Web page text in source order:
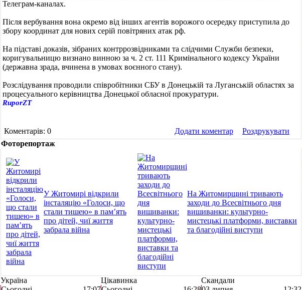
Телеграм-каналах.
Після вербування вона окремо від інших агентів ворожого осередку приступила до
збору координат для нових серій повітряних атак рф.
На підставі доказів, зібраних контррозвідниками та слідчими Служби безпеки,
коригувальницю визнано винною за ч. 2 ст. 111 Кримінального кодексу України
(державна зрада, вчинена в умовах воєнного стану).
Розслідування проводили співробітники СБУ в Донецькій та Луганській областях за
процесуального керівництва Донецької обласної прокуратури.
RuporZT
Коментарів: 0 Додати коментар
Роздрукувати
Фоторепортаж
У Житомирі відкрили
інсталяцію «Голоси, що
стали тишею» в пам’ять
про дітей, чиї життя
забрала війна
На Житомирщині тривають
заходи до Всесвітнього дня
вишиванки: культурно-
мистецькі платформи, виставки
та благодійні виступи
Україна Цікавинка
Скандали